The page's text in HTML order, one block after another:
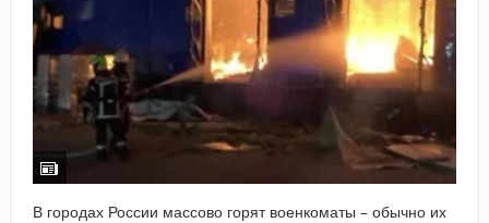
В городах России массово горят военкоматы – обычно их